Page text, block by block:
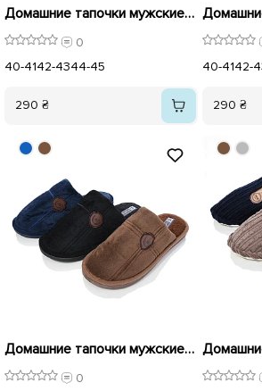
Домашние тапочки мужские 591144 Коричневые
0
40-4142-4344-45
290 ₴
40-4142-
290 ₴
Домашние тапочки мужские 591146 Черные
0